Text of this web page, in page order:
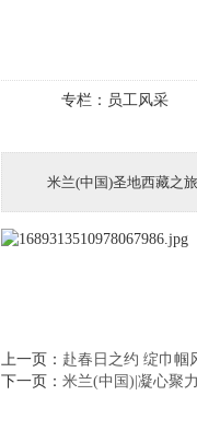
专栏： 员工风采
米兰(中国)圣地西藏之
上一页： 赴春日之约 绽巾
下一页： 米兰(中国)|凝心聚